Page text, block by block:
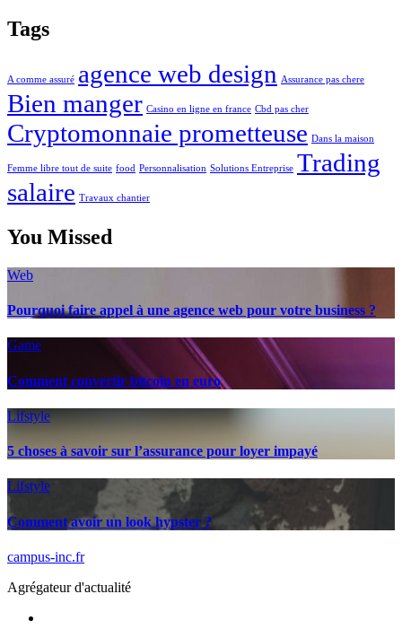
Tags
A comme assuré agence web design Assurance pas chere
Bien manger Casino en ligne en france Cbd pas cher
Cryptomonnaie prometteuse Dans la maison
Femme libre tout de suite food Personnalisation Solutions Entreprise Trading
salaire Travaux chantier
You Missed
Web
Pourquoi faire appel à une agence web pour votre business ?
Game
Comment convertir bitcoin en euro
Lifstyle
5 choses à savoir sur l’assurance pour loyer impayé
Lifstyle
Comment avoir un look hypster ?
campus-inc.fr
Agrégateur d'actualité